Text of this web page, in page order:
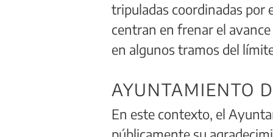
tripuladas coordinadas por
centran en frenar el
en algunos tramos del
AYUNTAMIENTO
En este contexto, el